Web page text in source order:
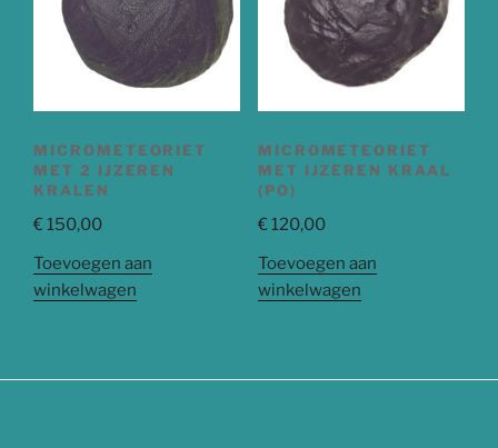
MICROMETEORIET
MET 2 IJZEREN
KRALEN
€ 150,00
Toevoegen aan
winkelwagen
MICROMETEORIET
MET IJZEREN KRAAL
(PO)
€ 120,00
Toevoegen aan
winkelwagen